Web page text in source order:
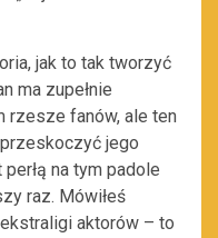
jak to tak tworzyć
ma zupełnie
rzesze fanów, ale ten
jego
na tym padole
raz. Mówiłeś
aktorów – to